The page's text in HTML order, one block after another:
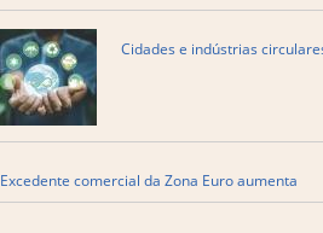
Cidades e indústrias
Excedente comercial da Zona Euro aumenta